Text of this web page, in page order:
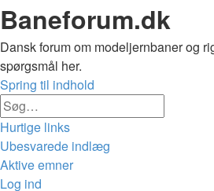
Baneforum.dk
Dansk forum om modeljernbaner og
spørgsmål her.
Spring til indhold
Hurtige links
Ubesvarede indlæg
Aktive emner
Log ind